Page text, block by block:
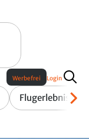
Flugerlebnis
Werbefrei Login